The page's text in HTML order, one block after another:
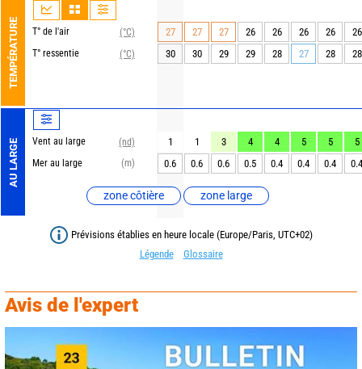
TEMPÉRATURE T° de l'air
(°C)
T° ressentie
(°C)
AU LARGE Vent au large
(nd)
Mer au large
(m)
zone côtière zone large
27 27 27 26 26 26 26
26
30
30 29 29 28 27 28 28
1 1 3 4 4 5 5
5
0.6
0.6 0.6 0.5 0.4 0.4 0.4 0.4
Prévisions établies en heure locale (Europe/Paris, UTC+02)
Légende
Glossaire
Avis de l'expert